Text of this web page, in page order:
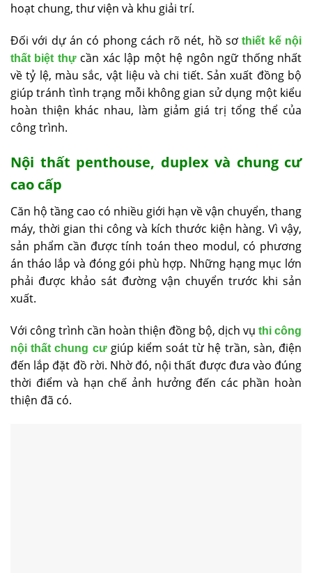
hoạt chung, thư viện và khu giải trí.
Đối với dự án có phong cách rõ nét, hồ sơthiết kế nội
thất biệt thựcần xác lập một hệ ngôn ngữ thống nhất
về tỷ lệ, màu sắc, vật liệu và chi tiết. Sản xuất đồng bộ
giúp tránh tình trạng mỗi không gian sử dụng một kiểu
hoàn thiện khác nhau, làm giảm giá trị tổng thể của
công trình.
Nội thất penthouse, duplex và chung cư
cao cấp
Căn hộ tầng cao có nhiều giới hạn về vận chuyển, thang
máy, thời gian thi công và kích thước kiện hàng. Vì vậy,
sản phẩm cần được tính toán theo modul, có phương
án tháo lắp và đóng gói phù hợp. Những hạng mục lớn
phải được khảo sát đường vận chuyển trước khi sản
xuất.
Với công trình cần hoàn thiện đồng bộ, dịch vụ thi công
nội thất chung cưgiúp kiểm soát từ hệ trần, sàn, điện
đến lắp đặt đồ rời. Nhờ đó, nội thất được đưa vào đúng
thời điểm và hạn chế ảnh hưởng đến các phần hoàn
thiện đã có.